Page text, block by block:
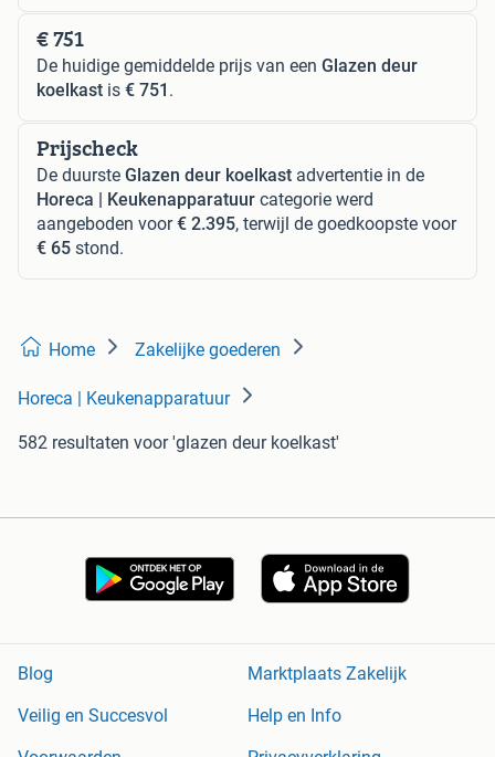
€ 751
De huidige gemiddelde prijs van een Glazen deur
koelkast is € 751 .
Prijscheck
De duurste Glazen deur koelkast advertentie in de
Horeca | Keukenapparatuur categorie werd
aangeboden voor€ 2.395, terwijl de goedkoopste voor
€ 65 stond.
Home Zakelijke goederen
Horeca | Keukenapparatuur
582 resultaten voor 'glazen deur koelkast'
Blog
Marktplaats Zakelijk
Veilig en Succesvol
Help en Info